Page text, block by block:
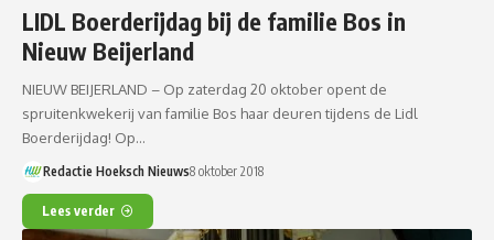
LIDL Boerderijdag bij de familie Bos in
Nieuw Beijerland
NIEUW BEIJERLAND – Op zaterdag 20 oktober opent de
spruitenkwekerij van familie Bos haar deuren tijdens de Lidl
Boerderijdag! Op…
Redactie Hoeksch Nieuws8 oktober 2018
Lees verder